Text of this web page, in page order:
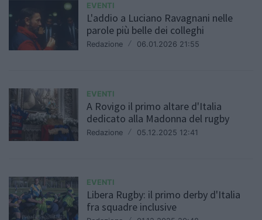
EVENTI
L'addio a Luciano Ravagnani nelle
parole più belle dei colleghi
Redazione / 06.01.2026 21:55
EVENTI
A Rovigo il primo altare d'Italia
dedicato alla Madonna del rugby
Redazione / 05.12.2025 12:41
EVENTI
Libera Rugby: il primo derby d'Italia
fra squadre inclusive